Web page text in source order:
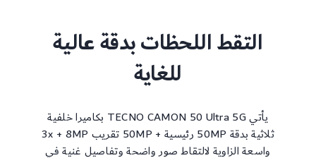
التقط اللحظات بدقة عالية
للغاية
يأتي TECNO CAMON 50 Ultra 5G بكاميرا خلفية
ثلاثية بدقة 50MP رئيسية + 50MP تقريب 3x + 8MP
واسعة الزاوية لالتقاط صور واضحة وتفاصيل غنية في